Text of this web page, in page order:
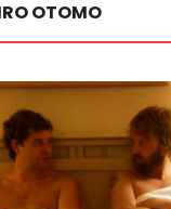
OTOMO